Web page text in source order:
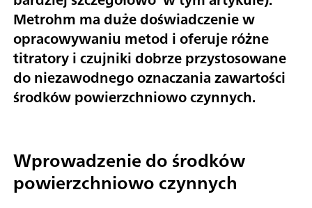
Metrohm ma duże doświadczenie w
opracowywaniu metod i oferuje różne
titratory i czujniki dobrze przystosowane
do niezawodnego oznaczania zawartości
środków powierzchniowo czynnych.
Wprowadzenie do środków
powierzchniowo czynnych